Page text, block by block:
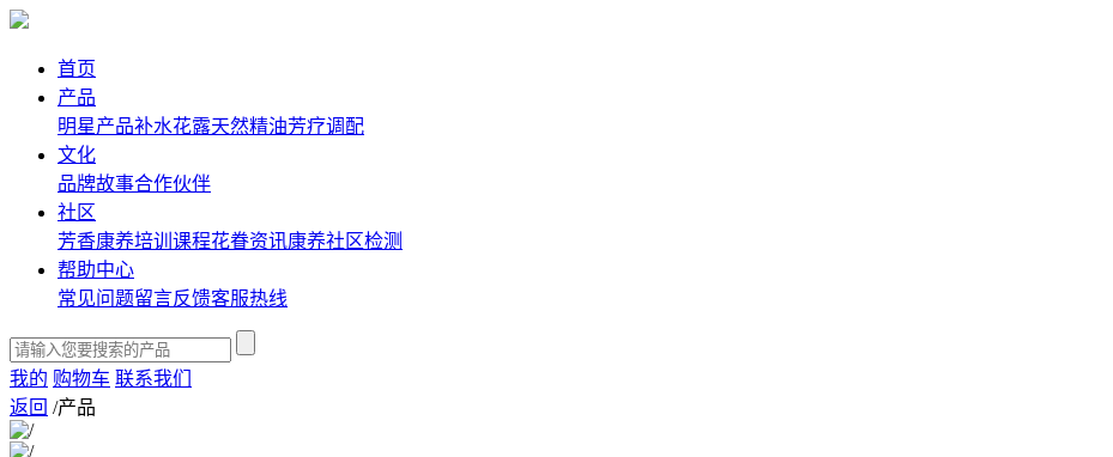
首页
产品
明星产品补水花露天然精油芳疗调配
文化
品牌故事合作伙伴
社区
芳香康养培训课程花眷资讯康养社区检测
帮助中心
常见问题留言反馈客服热线
我的 购物车 联系我们
返回 /产品